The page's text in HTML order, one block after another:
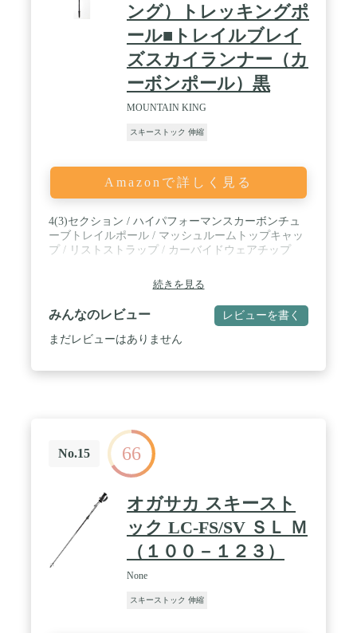
ング）トレッキングポ
ール■トレイルブレイ
ズスカイランナー（カ
ーボンポール）黒
MOUNTAIN KING
スキーストック 伸縮
Amazonで詳しく見る
4(3)セクション / ハイパフォーマンスカーボンチュ
ーブトレイルポール / マッシュルームトップキャッ
プ / リストストラップ / カーバイドウェアチップ
続きを見る
みんなのレビュー レビューを書く
まだレビューはありません
No.15 66
オガサカ スキースト
ック LC-FS/SV ＳＬ Ｍ
（１００－１２３）
None
スキーストック 伸縮